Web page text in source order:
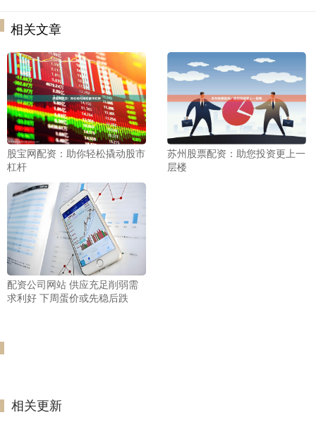
相关文章
股宝网配资：助你轻松撬动股市
杠杆
苏州股票配资：助您投资更上一
层楼
配资公司网站 供应充足削弱需
求利好 下周蛋价或先稳后跌
相关更新